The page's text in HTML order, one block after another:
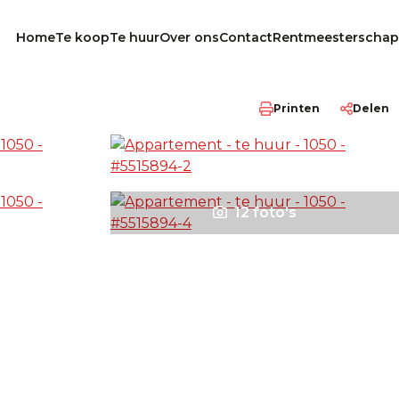
HomeTe koopTe huurOver onsContactRentmeesterschap
Printen Delen
12 foto's